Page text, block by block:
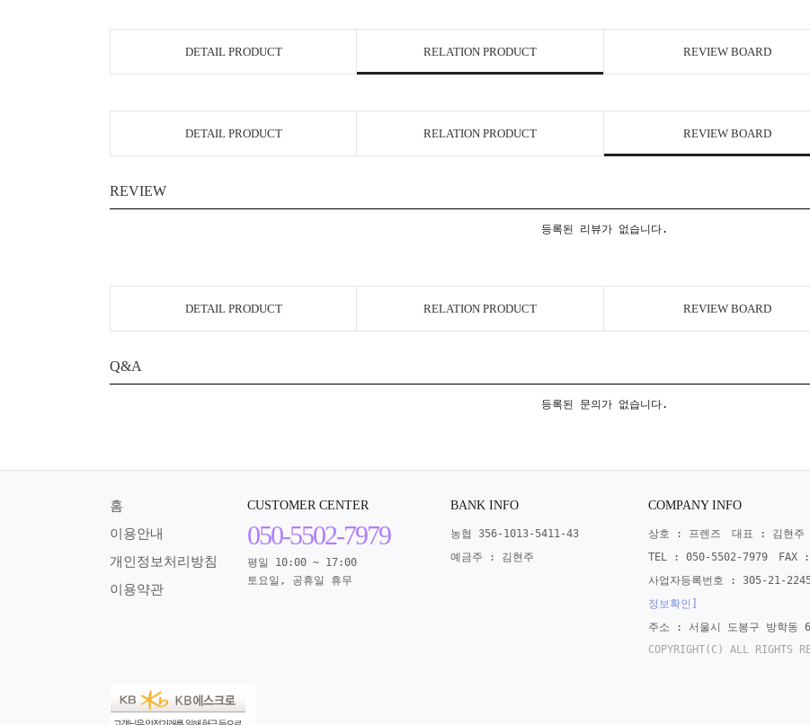
DETAIL PRODUCT RELATION PRODUCT REVIEW BOARD
DETAIL PRODUCT RELATION PRODUCT REVIEW BOARD
REVIEW
등록된 리뷰가 없습니다.
DETAIL PRODUCT RELATION PRODUCT REVIEW BOARD
Q&A
등록된 문의가 없습니다.
홈
이용안내
개인정보처리방침
이용약관
CUSTOMER CENTER
050-5502-7979
평일 10:00 ~ 17:00
토요일, 공휴일 휴무
BANK INFO
농협 356-1013-5411-43
예금주 : 김현주
COMPANY INFO
상호 : 프렌즈 대표 : 김현주
TEL : 050-5502-7979
FAX
사업자등록번호 : 305-21-
정보확인]
주소 : 서울시 도봉구 방학동
COPYRIGHT(C) ALL RIGHTS